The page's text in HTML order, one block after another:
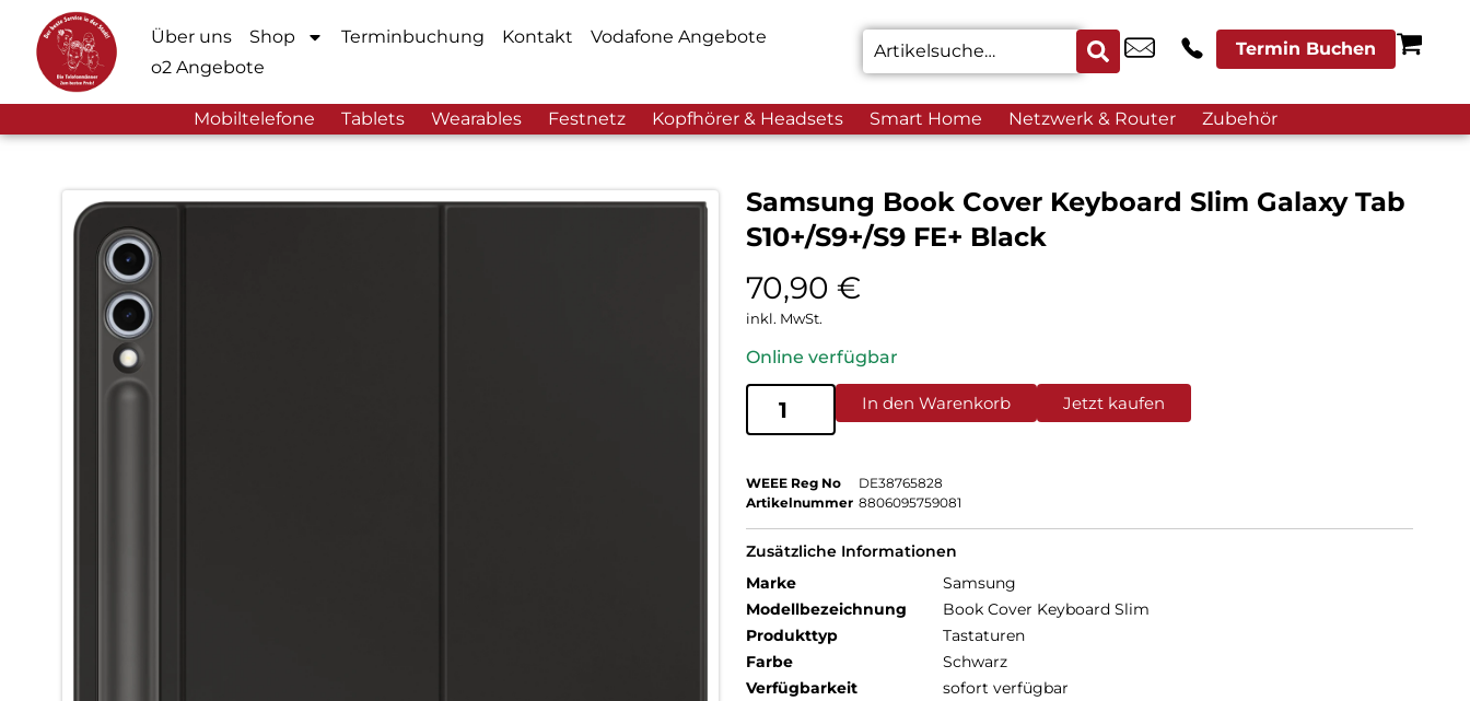
Über uns Shop Terminbuchung Kontakt
Vodafone Angebote
o2 Angebote
Termin Buchen
Mobiltelefone Tablets Wearables Festnetz Kopfhörer & Headsets Smart Home Netzwerk & Router Zubehör
Samsung Book Cover Keyboard Slim Galaxy Tab
S10+/S9+/S9 FE+ Black
70,90 €
inkl. MwSt.
Online verfügbar
In den Warenkorb Jetzt kaufen
WEEE Reg No
DE38765828
Artikelnummer 8806095759081
Zusätzliche Informationen
Marke
Samsung
Modellbezeichnung
Book Cover Keyboard Slim
Produkttyp
Tastaturen
Farbe
Schwarz
Verfügbarkeit
sofort verfügbar